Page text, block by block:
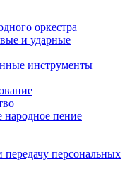
оркестра
и ударные
инструменты
народное пение
передачу персональных